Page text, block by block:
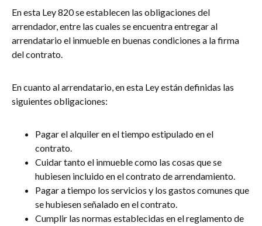
En esta Ley 820 se establecen las obligaciones del
arrendador, entre las cuales se encuentra entregar al
arrendatario el inmueble en buenas condiciones a la firma
del contrato.
En cuanto al arrendatario, en esta Ley están definidas las
siguientes obligaciones:
Pagar el alquiler en el tiempo estipulado en el
contrato.
Cuidar tanto el inmueble como las cosas que se
hubiesen incluido en el contrato de arrendamiento.
Pagar a tiempo los servicios y los gastos comunes que
se hubiesen señalado en el contrato.
Cumplir las normas establecidas en el reglamento de